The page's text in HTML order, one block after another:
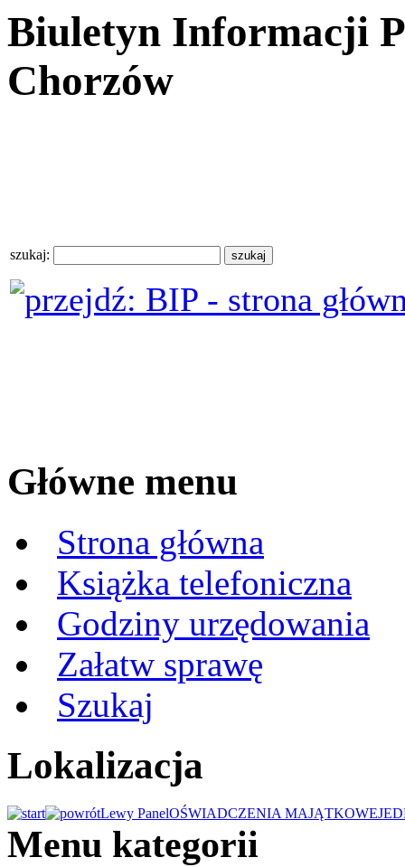
Biuletyn Informacji
Chorzów
szukaj:
Główne menu
Strona główna
Książka telefoniczna
Godziny urzędowania
Załatw sprawę
Szukaj
Lokalizacja
Lewy PanelOŚWIADCZENIA MAJĄTKOWE
Menu kategorii